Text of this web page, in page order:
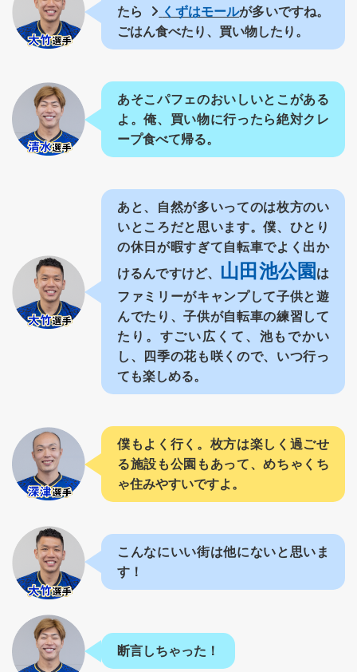
たら
くずはモールが多いですね。
ごはん食べたり、買い物したり。
あそこパフェのおいしいとこがある
よ。俺、買い物に行ったら絶対クレ
ープ食べて帰る。
あと、自然が多いってのは枚方のい
いところだと思います。僕、ひとり
の休日が暇すぎて自転車でよく出か
けるんですけど、
山田池公園 は
ファミリーがキャンプして子供と遊
んでたり、子供が自転車の練習して
たり。すごい広くて、池もでかい
し、四季の花も咲くので、いつ行っ
ても楽しめる。
僕もよく行く。枚方は楽しく過ごせ
る施設も公園もあって、めちゃくち
ゃ住みやすいですよ。
こんなにいい街は他にないと思いま
す！
断言しちゃった！